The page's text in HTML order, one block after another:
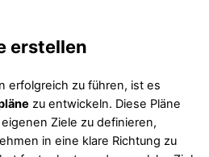
erstellen
erfolgreich zu führen, ist es
zu entwickeln. Diese Pläne
Ziele zu definieren,
in eine klare Richtung zu